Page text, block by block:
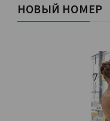
НОВЫЙ НОМЕР